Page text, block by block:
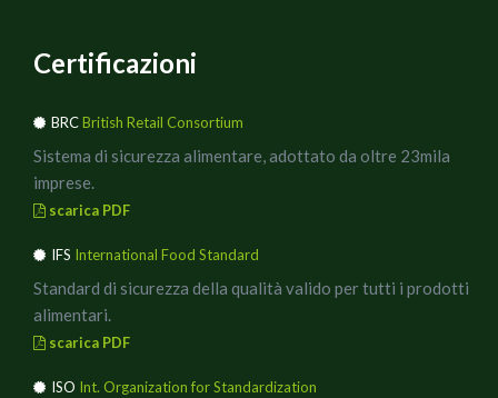
Certificazioni
BRCBritish Retail Consortium
Sistema di sicurezza alimentare, adottato da oltre 23mila
imprese.
scarica PDF
IFS International Food Standard
Standard di sicurezza della qualità valido per tutti i prodotti
alimentari.
scarica PDF
ISO Int. Organization for Standardization